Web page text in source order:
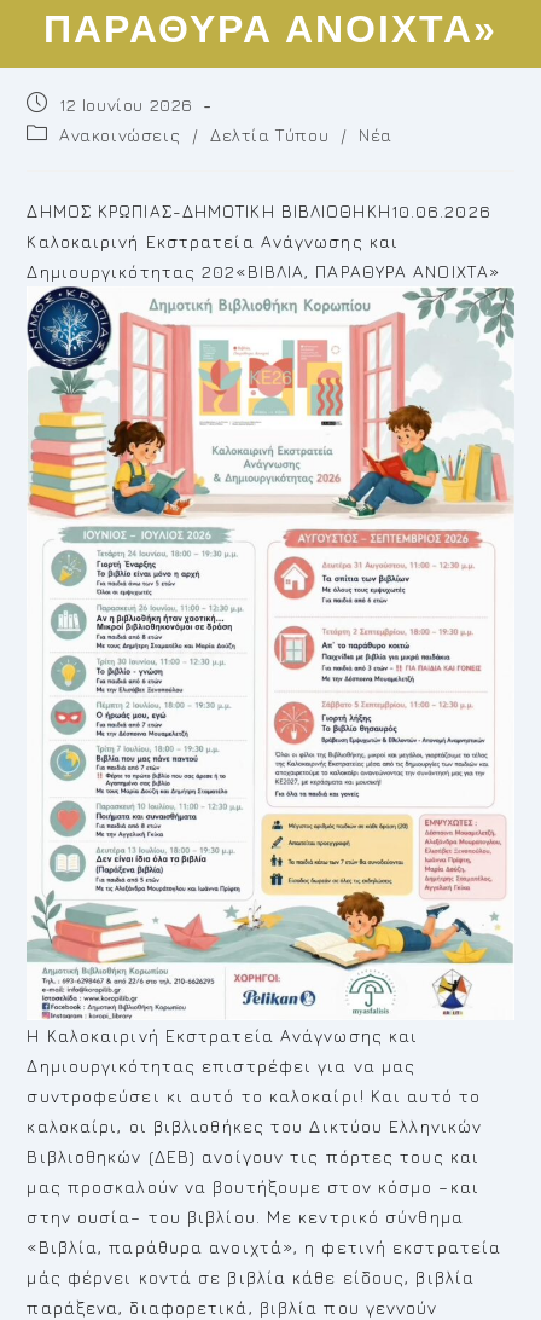
ΠΑΡΑΘΥΡΑ ΑΝΟΙΧΤΑ»
Post
published:
12 Ιουνίου 2026
PostΑνακοινώσεις / Δελτία Τύπου / Νέα
ΔΗΜΟΣ ΚΡΩΠΙΑΣ-ΔΗΜΟΤΙΚΗ ΒΙΒΛΙΟΘΗΚΗ10.06.2026
Καλοκαιρινή Εκστρατεία Ανάγνωσης και
Δημιουργικότητας 202«ΒΙΒΛΙΑ, ΠΑΡΑΘΥΡΑ ΑΝΟΙΧΤΑ»
Η Καλοκαιρινή Εκστρατεία Ανάγνωσης και
Δημιουργικότητας επιστρέφει για να μας
συντροφεύσει κι αυτό το καλοκαίρι! Και αυτό το
καλοκαίρι, οι βιβλιοθήκες του Δικτύου Ελληνικών
Βιβλιοθηκών (ΔΕΒ) ανοίγουν τις πόρτες τους και
μας προσκαλούν να βουτήξουμε στον κόσμο –και
στην ουσία– του βιβλίου. Με κεντρικό σύνθημα
«Βιβλία, παράθυρα ανοιχτά», η φετινή εκστρατεία
μάς φέρνει κοντά σε βιβλία κάθε είδους, βιβλία
παράξενα, διαφορετικά, βιβλία που γεννούν